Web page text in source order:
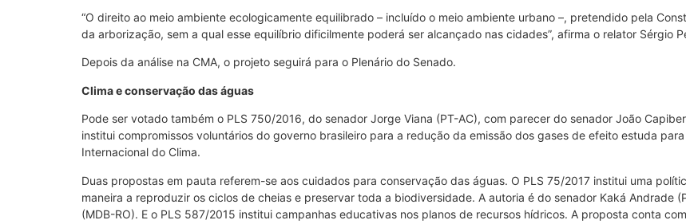
“O direito ao meio ambiente ecologicamente equilibrado – incluído o meio ambiente urbano –, pretendido pela
da arborização, sem a qual esse equilíbrio dificilmente poderá ser alcançado nas cidades”, afirma o relator Sérgio
Depois da análise na CMA, o projeto seguirá para o Plenário do Senado.
Clima e conservação das águas
Pode ser votado também o PLS 750/2016, do senador Jorge Viana (PT-AC), com parecer do senador João
institui compromissos voluntários do governo brasileiro para a redução da emissão dos gases de efeito estuda
Internacional do Clima.
Duas propostas em pauta referem-se aos cuidados para conservação das águas. O PLS 75/2017 institui uma
maneira a reproduzir os ciclos de cheias e preservar toda a biodiversidade. A autoria é do senador Kaká Andrade
(MDB-RO). E o PLS 587/2015 institui campanhas educativas nos planos de recursos hídricos. A proposta conta